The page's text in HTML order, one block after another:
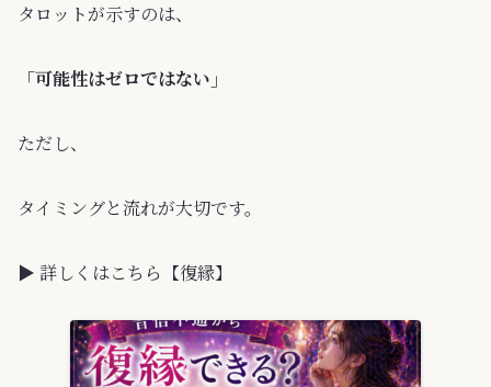
タロットが示すのは、
「可能性はゼロではない」
ただし、
タイミングと流れが大切です。
▶ 詳しくはこちら【復縁】